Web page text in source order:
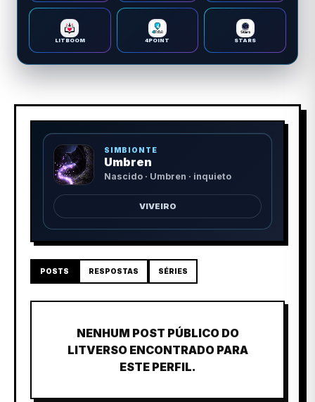
LITBOOM 4POINT STARS
SIMBIONTE
Umbren
Nascido · Umbren · inquieto
VIVEIRO
POSTS RESPOSTAS SÉRIES
NENHUM POST PÚBLICO DO
LITVERSO ENCONTRADO PARA
ESTE PERFIL.